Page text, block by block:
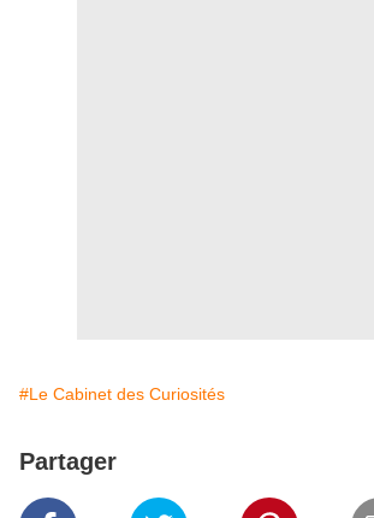
#Le Cabinet des Curiosités
Partager